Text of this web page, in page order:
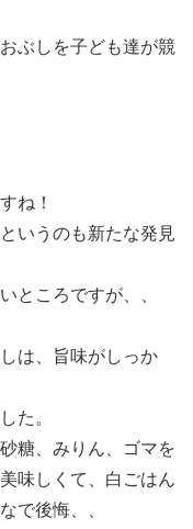
ぶしを子ども達が競
ね！
いうのも新たな発見
ところですが、、
は、旨味がしっか
た。
糖、みりん、ゴマを
味しくて、白ごはん
で後悔、、